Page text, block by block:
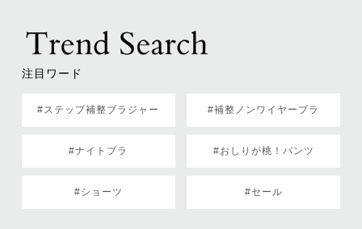
注目ワード
#ステップ補整ブラジャー #補整ノンワイヤーブラ
#ナイトブラ #おしりが桃！パンツ
#ショーツ #セール